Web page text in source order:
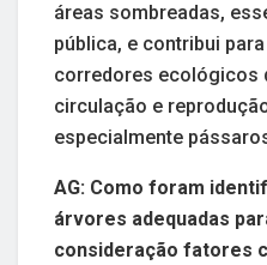
áreas sombreadas,
pública, e contribui
corredores ecológicos
circulação e
especialmente
AG: Como foram
árvores adequadas
consideração fatores